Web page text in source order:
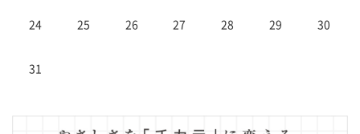
24 25 26 27 28 29 30
31